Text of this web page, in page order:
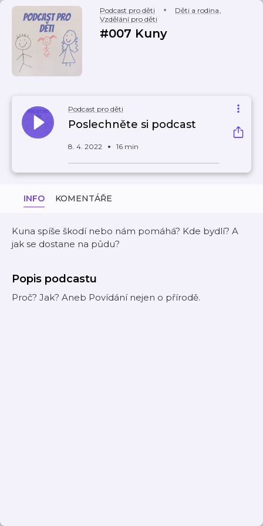
Podcast pro děti Děti a rodina,
Vzdělání pro děti
#007 Kuny
Podcast pro děti
Poslechněte si podcast
8. 4. 2022 16 min
INFO KOMENTÁŘE
Kuna spíše škodí nebo nám pomáhá? Kde bydlí? A
jak se dostane na půdu?
Popis podcastu
Proč? Jak? Aneb Povídání nejen o přírodě.